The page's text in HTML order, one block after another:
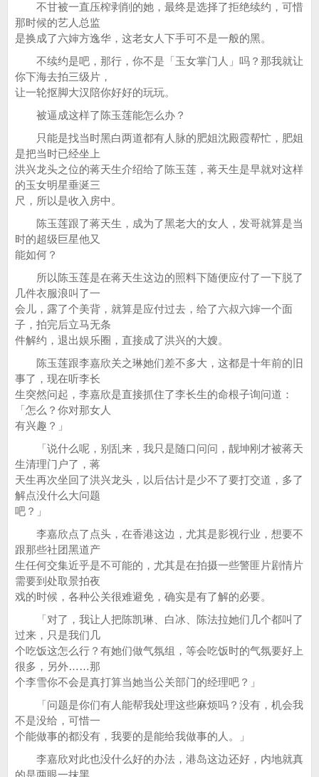
不甘被一直压榨剥削的她，最终是选择了拒绝续约，可惜
那时候的艺人总监
是换成了六婶方逸华，这老女人下手可不是一般的黑。
不续约是吧，那行，你不是「玉女掌门人」吗？那我就让
你下海去拍三级片，
让一轮抠脚大汉陪你好好的玩玩。
被逼成这样了陈玉莲能怎么办？
只能是找当时黑白两道都有人脉的肥姐沈殿霞帮忙，肥姐
是把当时已经坐上
洪兴龙头之位的蒋天生介绍给了陈玉莲，蒋天生是早就对这样
的玉女明星垂涎三
尺，所以是收入房中。
陈玉莲跟了蒋天生，成为了黑老大的女人，发哥就算是当
时的超级巨星他又
能如何？
所以陈玉莲是在蒋天生这边的照料下随便应付了一下脱了
几件衣服浪叫了一
会儿，露了个美背，就算是应付过去，给了六叔六婶一个面
子，拍完后立马无条
件解约，退出娱乐圈，直接成了洪兴的大嫂。
陈玉莲跟李嘉欣关之琳她们差不多大，这都是十年前的旧
事了，现在听李长
生突然问起，李嘉欣是直接抓住了李长生的命根子询问道：
「怎么？你对那女人
有兴趣？」
「说什么呢，别乱来，我只是随口问问，靓坤刚才被蒋天
生清理门户了，蒋
天生再次坐回了洪兴龙头，以后估计是少不了要打交道，多了
解点没什么大问题
吧？」
李嘉欣点了点头，在香港这边，尤其是影视行业，想要不
跟那些社团黑道产
生任何交集近乎是不可能的，尤其是在拍摄一些警匪片剧情片
需要到处取景拍夜
戏的时候，各种公关很难避免，确实是有了解的必要。
「对了，我让人把陈凯琳、白冰、陈法拉她们几个都叫了
过来，只是我们几
个吃饭这怎么行？有她们做气氛组，等会吃饭时的气氛要好上
很多，另外……那
个李雪你不会是真打算当她当公关部门的经理吧？」
「问题是你们有人能帮我处理这些麻烦吗？没有，机会我
不是没给，可惜一
个能做事的都没有，我要的是能给我做事的人。」
李嘉欣对此也没什么好的办法，港岛这边还好，内地就真
的是两眼一抹黑，